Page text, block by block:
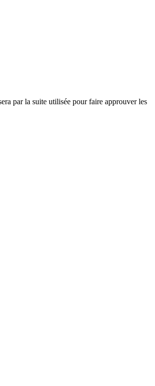
par la suite utilisée pour faire approuver les